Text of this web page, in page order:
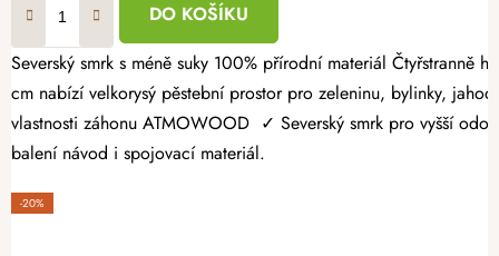
DO KOŠÍKU
Severský smrk s méně suky 100% přírodní materiál Čtyřstranně hoblovaný masiv Dopřejte si radost z vlastní úrody a vytvořte si zahrádku přesně podle svých představ. Dřevěný vyvýšený záhon 160 × 100 × 60
cm nabízí velkorysý pěstební prostor pro zeleninu, bylinky,
vlastnosti záhonu ATMOWOOD ✓ Severský smrk pro vyšší
balení návod i spojovací materiál.
-20%